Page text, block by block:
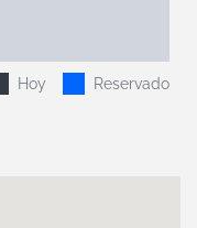
Hoy Reservado